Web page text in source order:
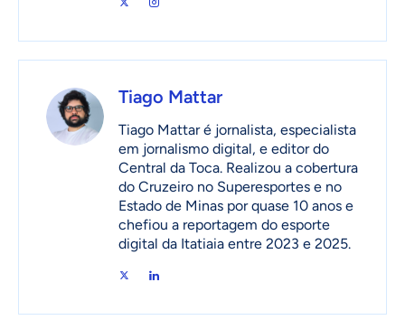
Tiago Mattar
Tiago Mattar é jornalista, especialista
em jornalismo digital, e editor do
Central da Toca. Realizou a cobertura
do Cruzeiro no Superesportes e no
Estado de Minas por quase 10 anos e
chefiou a reportagem do esporte
digital da Itatiaia entre 2023 e 2025.